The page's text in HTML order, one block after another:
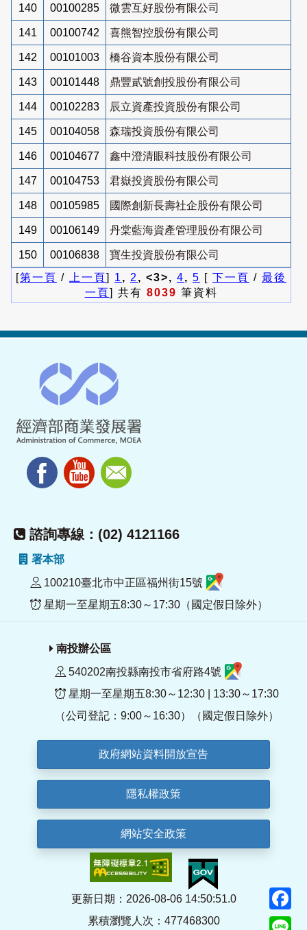
140 00100285 微雲互好股份有限公司
141 00100742 喜熊智控股份有限公司
142 00101003 橋谷資本股份有限公司
143 00101448 鼎豐貳號創投股份有限公司
144 00102283 辰立資產投資股份有限公司
145 00104058 森瑞投資股份有限公司
146 00104677 鑫中澄清眼科技股份有限公司
147 00104753 君嶽投資股份有限公司
148 00105985 國際創新長壽社企股份有限公司
149 00106149 丹棠藍海資產管理股份有限公司
150 00106838
寶生投資股份有限公司
[第一頁 / 上一頁] 1 , 2 , <3>, 4, 5 [ 下一頁 / 最後
一頁] 共有 8039 筆資料
諮詢專線：(02) 4121166
署本部
100210臺北市中正區福州街15號
星期一至星期五8:30～17:30（國定假日除外）
南投辦公區
540202南投縣南投市省府路4號
星期一至星期五8:30～12:30 | 13:30～17:30
（公司登記：9:00～16:30）（國定假日除外）
政府網站資料開放宣告
隱私權政策
網站安全政策
更新日期：2026-08-06 14:50:51.0
累積瀏覽人次：477468300